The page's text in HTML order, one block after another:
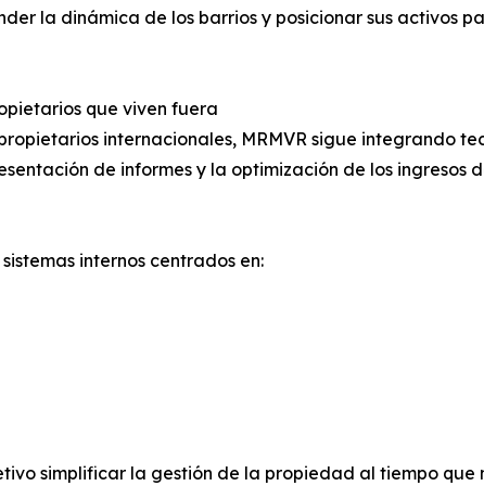
la dinámica de los barrios y posicionar sus activos
que viven fuera
internacionales, MRMVR sigue integrando
de informes y la optimización de los ingresos
internos centrados en:
simplificar la gestión de la propiedad al tiempo